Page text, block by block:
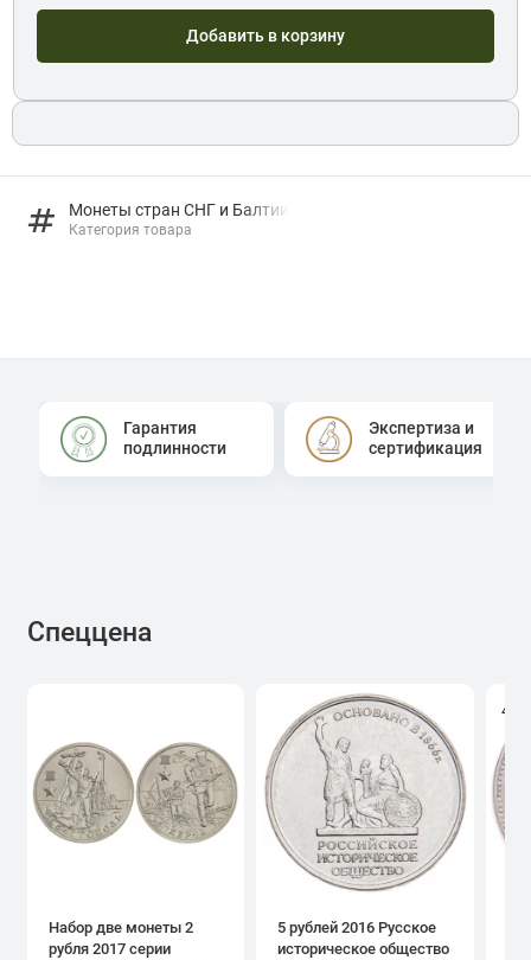
Монеты стран СНГ и Балтии
Категория товара
Добавить в корзину
Гарантия
подлинности
Экспертиза и
сертификация
Спеццена
Набор две монеты 2
рубля 2017 серии
5 рублей 2016 Русское
историческое общество
4.0